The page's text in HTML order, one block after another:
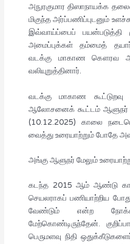
அநுரகுமார திஸாநாயக்க
மிகுந்த அர்ப்பணிப்புடனும்
இவ்வாய்ப்பைப் பயன்படுத்தி
அமைப்புக்கள் தம்மைத்
வடக்கு மாகாண கௌரவ
வலியுறுத்தினார்.
வடக்கு மாகாண கூட்டுறவு
ஆலோசனைக் கூட்டம் ஆளுநர்
(10.12.2025) காலை
வைத்து உரையாற்றும் போதே
அங்கு ஆளுநர் மேலும்
கடந்த 2015 ஆம் ஆண்டு
செயலராகப் பணியாற்றிய
வேண்டும் என்ற
மேற்கொண்டிருந்தேன்.
பெருமளவு நிதி